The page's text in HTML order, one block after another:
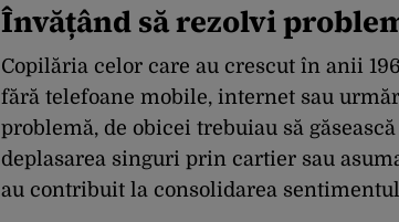
Învățând să rezolvi
Copilăria celor care au crescut în anii
fără telefoane mobile, internet sau
problemă, de obicei trebuiau să
deplasarea singuri prin cartier sau
au contribuit la consolidarea